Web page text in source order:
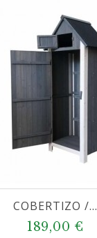
COBERTIZO /...
189,00 €